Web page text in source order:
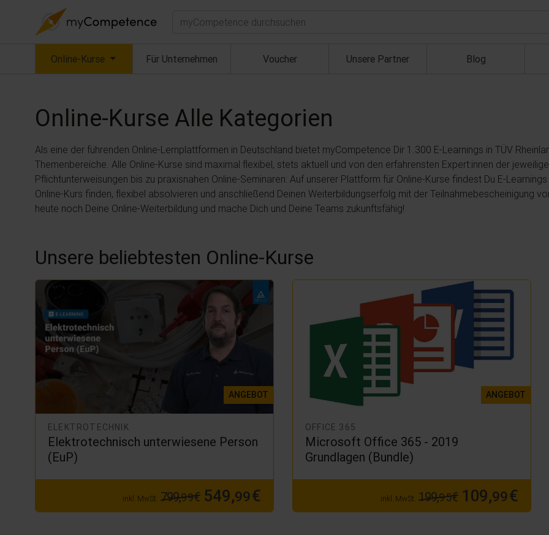
Suchen
Online-Kurse (aktuell) Für Unternehmen Voucher Unsere Partner Blog
Online-Kurse Alle Kategorien
Als eine der führenden Online-Lernplattformen in Deutschland bietet myCompetence Dir 1.300 E-Learnings in TÜV
Themenbereiche. Alle Online-Kurse sind maximal flexibel, stets aktuell und von den erfahrensten Expert:innen der
Pflichtunterweisungen bis zu praxisnahen Online-Seminaren: Auf unserer Plattform für Online-Kurse findest Du E-
Online-Kurs finden, flexibel absolvieren und anschließend Deinen Weiterbildungserfolg mit der Teilnahmebescheinigung
heute noch Deine Online-Weiterbildung und mache Dich und Deine Teams zukunftsfähig!
Unsere beliebtesten Online-Kurse
ANGEBOT
ELEKTROTECHNIK
Elektrotechnisch unterwiesene Person
(EuP)
inkl. MwSt. 799,99€ 549,99€
ANGEBOT
OFFICE 365
Microsoft Office 365 - 2019
Grundlagen (Bundle)
inkl. MwSt. 199,95€ 109,99€